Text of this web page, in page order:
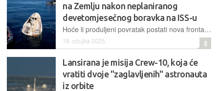
na Zemlju nakon neplaniranog
devetomjesečnog boravka na ISS-u
Hoće li produljeni povratak postati nova fronta u NASA-SpaceX odnosima? Ova neplanirana misija može postati politički mamac u natjecanju za dominaciju u svemirskoj industriji...
18. ožujka 2025. 8
Lansirana je misija Crew-10, koja će
vratiti dvoje "zaglavljenih" astronauta
iz orbite